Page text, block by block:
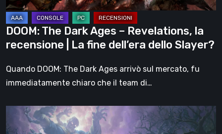
|
La
fine
dell’era
dello
Slayer?
DOOM: The Dark Ages – Revelations, la
recensione | La fine dell’era dello Slayer?
Quando DOOM: The Dark Ages arrivò sul mercato, fu
immediatamente chiaro che il team di…
Clock: